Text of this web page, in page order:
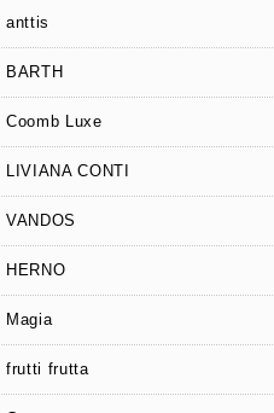
anttis
BARTH
Coomb Luxe
LIVIANA CONTI
VANDOS
HERNO
Magia
frutti frutta